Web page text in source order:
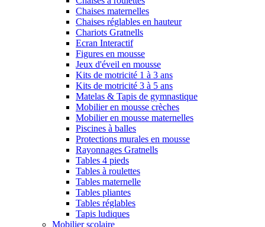
Chaises maternelles
Chaises réglables en hauteur
Chariots Gratnells
Ecran Interactif
Figures en mousse
Jeux d'éveil en mousse
Kits de motricité 1 à 3 ans
Kits de motricité 3 à 5 ans
Matelas & Tapis de gymnastique
Mobilier en mousse crèches
Mobilier en mousse maternelles
Piscines à balles
Protections murales en mousse
Rayonnages Gratnells
Tables 4 pieds
Tables à roulettes
Tables maternelle
Tables pliantes
Tables réglables
Tapis ludiques
Mobilier scolaire